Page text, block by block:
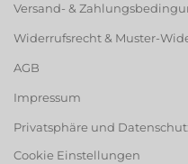
Versand- &
Widerrufsrecht & Muster-
AGB
Impressum
Privatsphäre und
Cookie Einstellungen